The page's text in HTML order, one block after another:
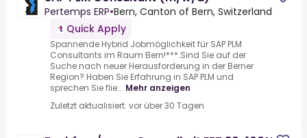
Pertemps ERP•Bern, Canton of Bern, Switzerland
Quick Apply
Spannende Hybrid Jobmöglichkeit für SAP PLM
Consultants im Raum Bern!***.Sind Sie auf der
Suche nach neuer Herausforderung in der Berner
Region? Haben Sie Erfahrung in SAP PLM und
sprechen Sie flie... Mehr anzeigen
Zuletzt aktualisiert: vor über 30 Tagen